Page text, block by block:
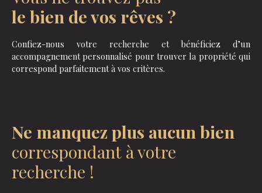
le bien de vos rêves ?
Confiez-nous votre recherche et bénéficiez d’un
accompagnement personnalisé pour trouver la propriété qui
correspond parfaitement à vos critères.
Ne manquez plus aucun bien
correspondant à votre
recherche !